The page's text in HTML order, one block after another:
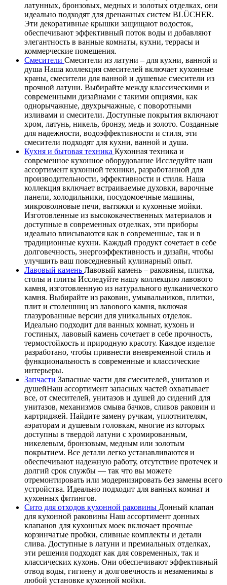
латунных, бронзовых, медных и золотых отделках, они
идеально подходят для дренажных систем BLÜCHER.
Эти декоративные крышки защищают водосток,
обеспечивают эффективный поток воды и добавляют
элегантность в ванные комнаты, кухни, террасы и
коммерческие помещения.
Смесители Смесители из латуни – для кухни, ванной и
душа Наша коллекция смесителей включает кухонные
краны, смесители для ванной и душевые смесители из
прочной латуни. Выбирайте между классическими и
современными дизайнами с такими опциями, как
однорычажные, двухрычажные, с поворотными
изливами и смесители. Доступные покрытия включают
хром, латунь, никель, бронзу, медь и золото. Созданные
для надежности, водоэффективности и стиля, эти
смесители подходят для кухни, ванной и душа.
Кухня и бытовая техника Кухонная техника и
современное кухонное оборудование Исследуйте наш
ассортимент кухонной техники, разработанной для
производительности, эффективности и стиля. Наша
коллекция включает встраиваемые духовки, варочные
панели, холодильники, посудомоечные машины,
микроволновые печи, вытяжки и кухонные мойки.
Изготовленные из высококачественных материалов и
доступные в современных отделках, эти приборы
идеально вписываются как в современные, так и в
традиционные кухни. Каждый продукт сочетает в себе
долговечность, энергоэффективность и дизайн, чтобы
улучшить ваш повседневный кулинарный опыт.
Лавовый камень Лавовый камень – раковины, плитка,
столы и плиты Исследуйте нашу коллекцию лавового
камня, изготовленную из натурального вулканического
камня. Выбирайте из раковин, умывальников, плитки,
плит и столешниц из лавового камня, включая
глазурованные версии для уникальных отделок.
Идеально подходит для ванных комнат, кухонь и
гостиных, лавовый камень сочетает в себе прочность,
термостойкость и природную красоту. Каждое изделие
разработано, чтобы привнести вневременной стиль и
функциональность в современные и классические
интерьеры.
Запчасти Запасные части для смесителей, унитазов и
душейНаш ассортимент запасных частей охватывает
все, от смесителей, унитазов и душей до сидений для
унитазов, механизмов смыва бачков, сливов раковин и
картриджей. Найдите замену ручкам, уплотнителям,
аэраторам и душевым головкам, многие из которых
доступны в твердой латуни с хромированным,
никелевым, бронзовым, медным или золотым
покрытием. Все детали легко устанавливаются и
обеспечивают надежную работу, отсутствие протечек и
долгий срок службы — так что вы можете
отремонтировать или модернизировать без замены всего
устройства. Идеально подходит для ванных комнат и
кухонных фитингов.
Сито для отходов кухонной раковины Донный клапан
для кухонной раковины Наш ассортимент донных
клапанов для кухонных моек включает прочные
корзинчатые пробки, сливные комплекты и детали
слива. Доступные в латуни и премиальных отделках,
эти решения подходят как для современных, так и
классических кухонь. Они обеспечивают эффективный
отвод воды, гигиену и долговечность и незаменимы в
любой установке кухонной мойки.